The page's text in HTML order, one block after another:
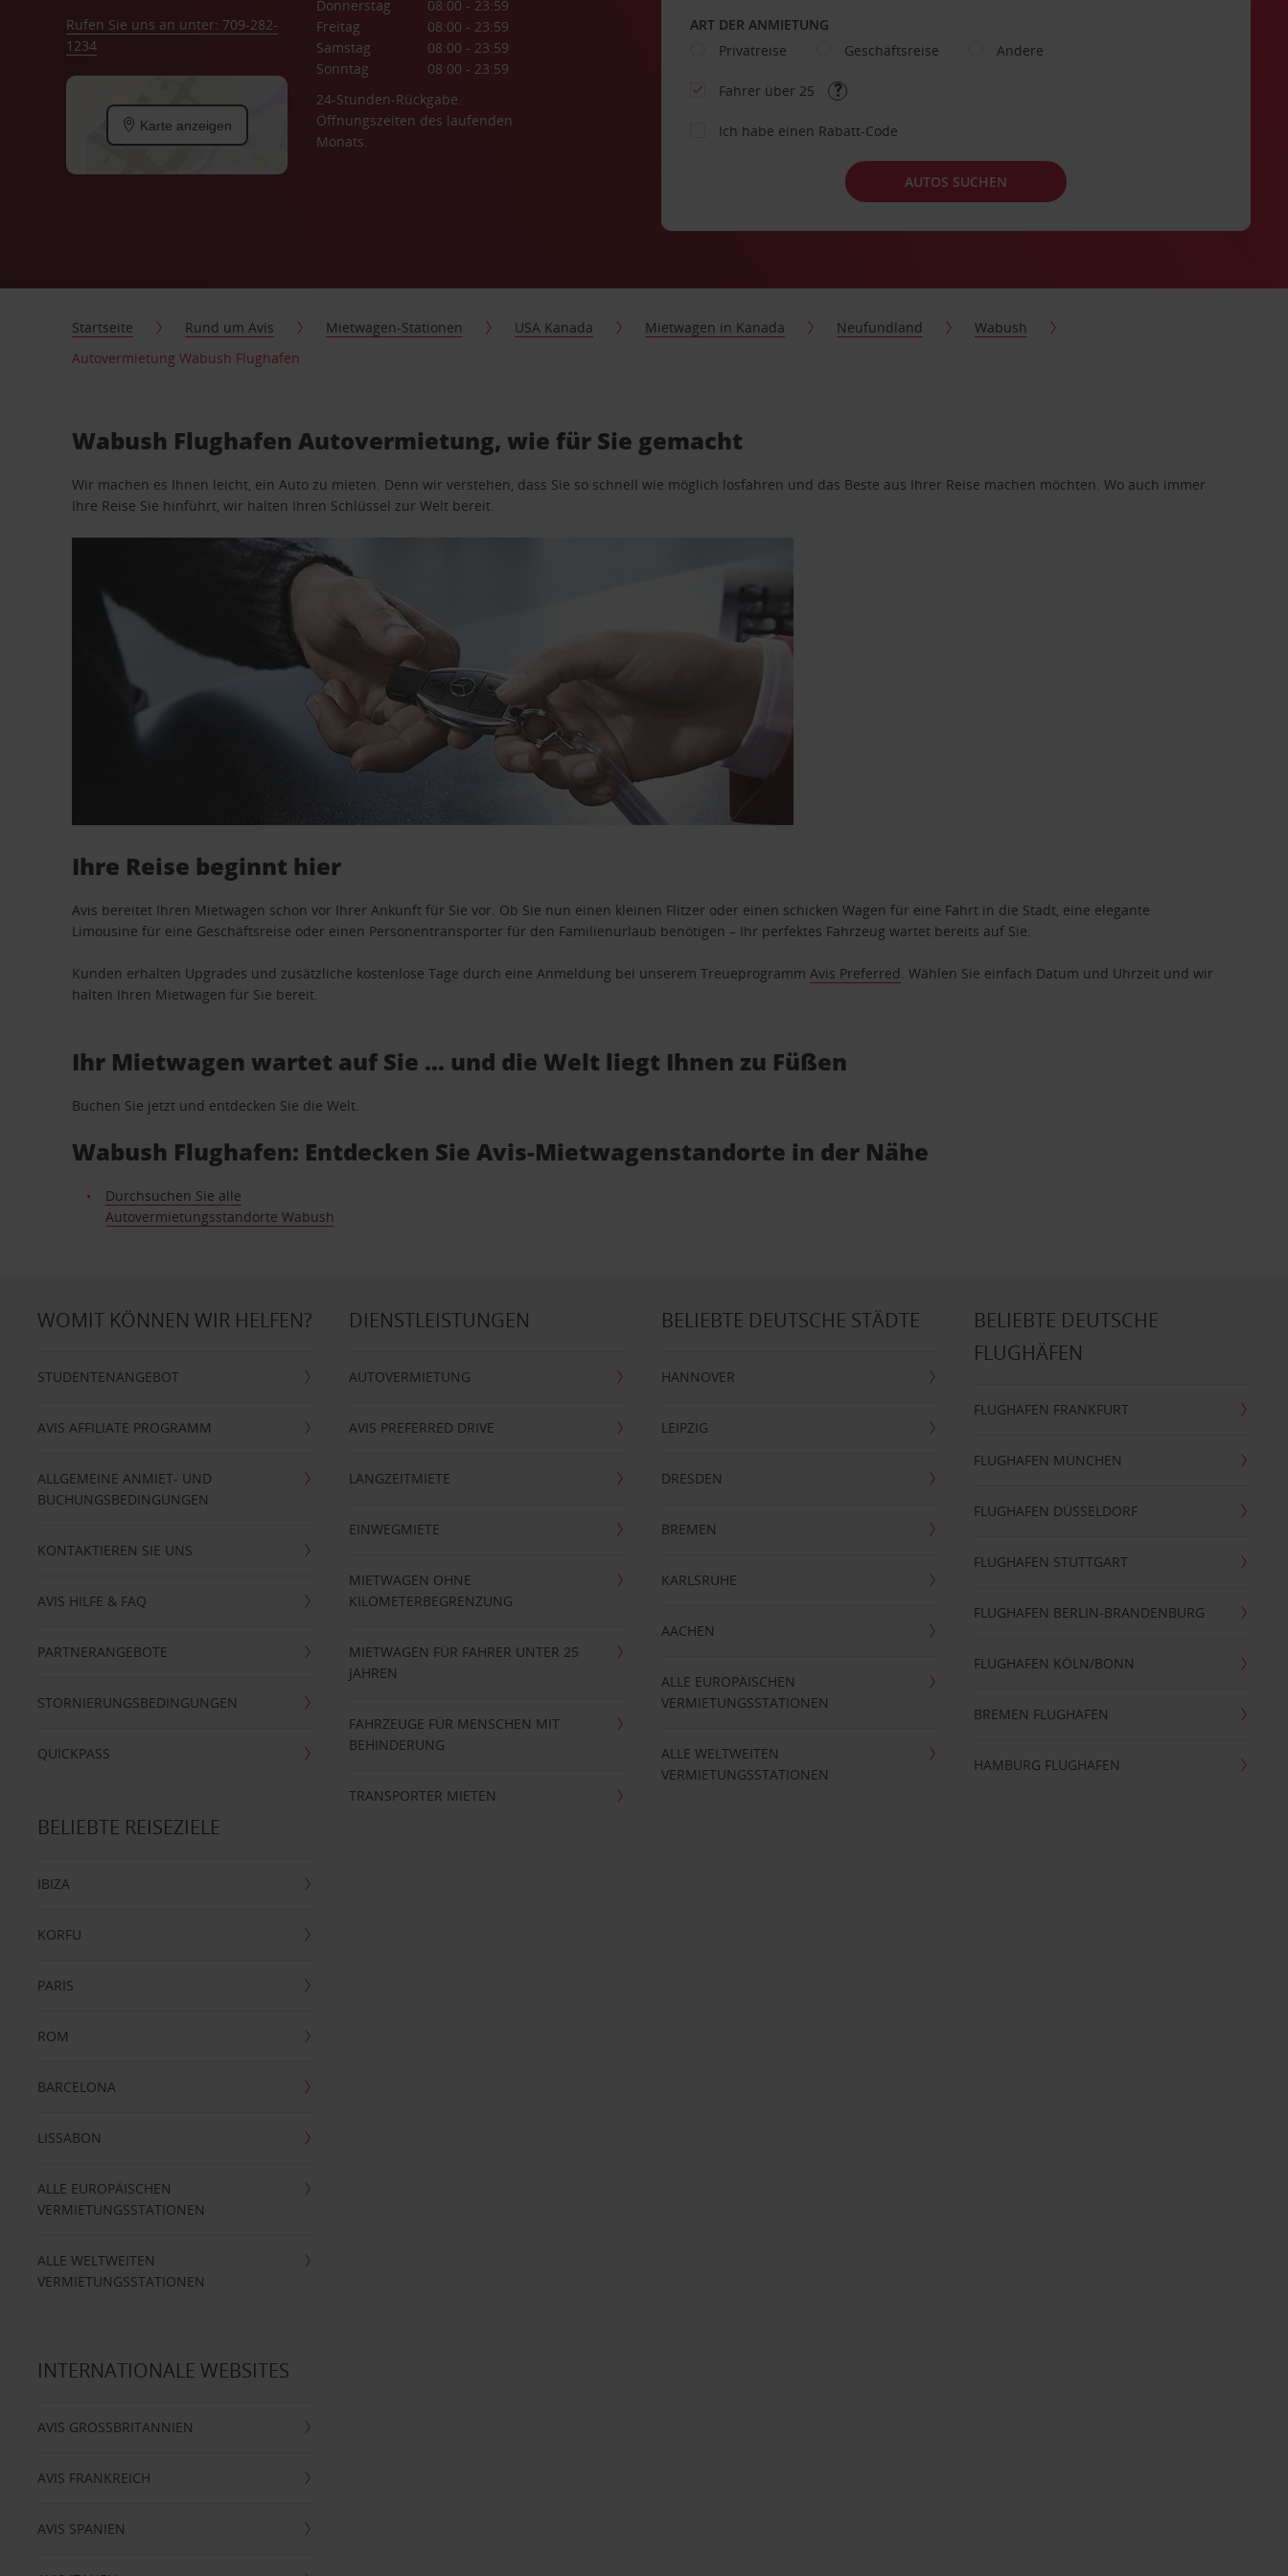
Rufen Sie uns an unter: 709-282-
1234
Karte anzeigen
Donnerstag
08:00 - 23:59
Freitag
08:00 - 23:59
Samstag
08:00 - 23:59
Sonntag
08:00 - 23:59
24-Stunden-Rückgabe.
Öffnungszeiten des laufenden
Monats.
ART DER ANMIETUNG
Privatreise
Geschäftsreise Andere
Fahrer über 25
Ich habe einen Rabatt-Code
AUTOS SUCHEN
Startseite Rund um Avis Mietwagen-Stationen USA Kanada Mietwagen in Kanada Neufundland
Wabush
Autovermietung Wabush Flughafen
Wabush Flughafen Autovermietung, wie für Sie gemacht
Wir machen es Ihnen leicht, ein Auto zu mieten. Denn wir verstehen, dass Sie so schnell wie möglich losfahren und das Beste aus Ihrer Reise machen möchten. Wo auch immer
Ihre Reise Sie hinführt, wir halten Ihren Schlüssel zur Welt bereit.
Ihre Reise beginnt hier
Avis bereitet Ihren Mietwagen schon vor Ihrer Ankunft für Sie vor. Ob Sie nun einen kleinen Flitzer oder einen schicken Wagen für eine Fahrt in die Stadt, eine elegante
Limousine für eine Geschäftsreise oder einen Personentransporter für den Familienurlaub benötigen – Ihr perfektes Fahrzeug wartet bereits auf Sie.
Kunden erhalten Upgrades und zusätzliche kostenlose Tage durch eine Anmeldung bei unserem TreueprogrammAvis Preferred. Wählen Sie einfach Datum und Uhrzeit und wir
halten Ihren Mietwagen für Sie bereit.
Ihr Mietwagen wartet auf Sie … und die Welt liegt Ihnen zu Füßen
Buchen Sie jetzt und entdecken Sie die Welt.
Wabush Flughafen: Entdecken Sie Avis-Mietwagenstandorte in der Nähe
Durchsuchen Sie alle
Autovermietungsstandorte Wabush
WOMIT KÖNNEN WIR HELFEN?
STUDENTENANGEBOT
AVIS AFFILIATE PROGRAMM
ALLGEMEINE ANMIET- UND
BUCHUNGSBEDINGUNGEN
KONTAKTIEREN SIE UNS
AVIS HILFE & FAQ
PARTNERANGEBOTE
STORNIERUNGSBEDINGUNGEN
QUICKPASS
DIENSTLEISTUNGEN
AUTOVERMIETUNG
AVIS PREFERRED DRIVE
LANGZEITMIETE
EINWEGMIETE
MIETWAGEN OHNE
KILOMETERBEGRENZUNG
MIETWAGEN FÜR FAHRER UNTER 25
JAHREN
FAHRZEUGE FÜR MENSCHEN MIT
BEHINDERUNG
TRANSPORTER MIETEN
BELIEBTE DEUTSCHE STÄDTE
HANNOVER
LEIPZIG
DRESDEN
BREMEN
KARLSRUHE
AACHEN
ALLE EUROPÄISCHEN
VERMIETUNGSSTATIONEN
ALLE WELTWEITEN
VERMIETUNGSSTATIONEN
BELIEBTE DEUTSCHE
FLUGHÄFEN
FLUGHAFEN FRANKFURT
FLUGHAFEN MÜNCHEN
FLUGHAFEN DÜSSELDORF
FLUGHAFEN STUTTGART
FLUGHAFEN BERLIN-BRANDENBURG
FLUGHAFEN KÖLN/BONN
BREMEN FLUGHAFEN
HAMBURG FLUGHAFEN
BELIEBTE REISEZIELE
IBIZA
KORFU
PARIS
ROM
BARCELONA
LISSABON
ALLE EUROPÄISCHEN
VERMIETUNGSSTATIONEN
ALLE WELTWEITEN
VERMIETUNGSSTATIONEN
INTERNATIONALE WEBSITES
AVIS GROSSBRITANNIEN
AVIS FRANKREICH
AVIS SPANIEN